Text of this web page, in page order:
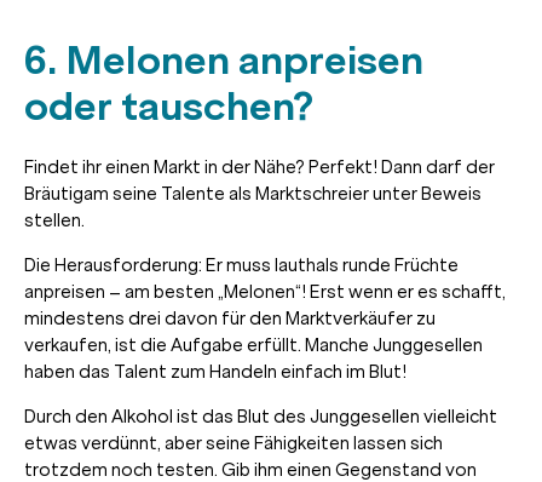
6. Melonen anpreisen
oder tauschen?
Findet ihr einen Markt in der Nähe? Perfekt! Dann darf der
Bräutigam seine Talente als Marktschreier unter Beweis
stellen.
Die Herausforderung: Er muss lauthals runde Früchte
anpreisen – am besten „Melonen“! Erst wenn er es schafft,
mindestens drei davon für den Marktverkäufer zu
verkaufen, ist die Aufgabe erfüllt. Manche Junggesellen
haben das Talent zum Handeln einfach im Blut!
Durch den Alkohol ist das Blut des Junggesellen vielleicht
etwas verdünnt, aber seine Fähigkeiten lassen sich
trotzdem noch testen. Gib ihm einen Gegenstand von